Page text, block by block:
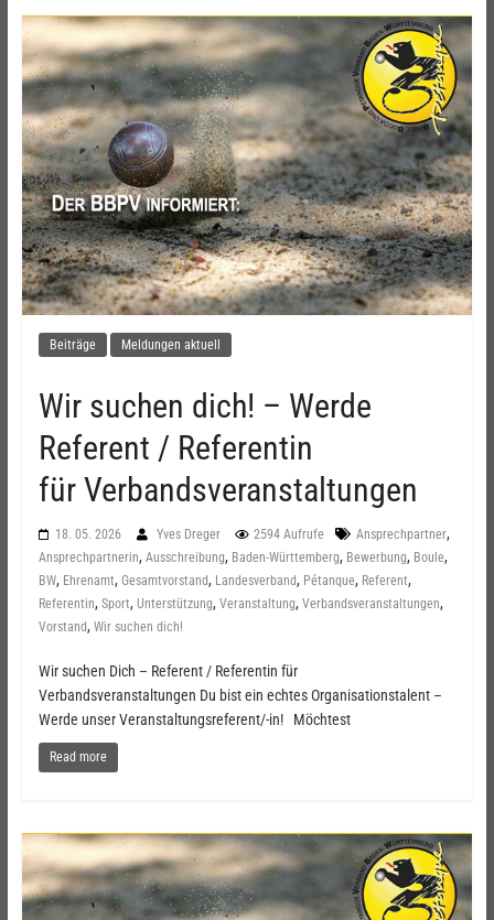
Beiträge Meldungen aktuell
Wir suchen dich! – Werde
Referent / Referentin
für Verbandsveranstaltungen
18. 05. 2026 Yves Dreger 2594 Aufrufe Ansprechpartner,
Ansprechpartnerin, Ausschreibung, Baden-Württemberg, Bewerbung, Boule,
BW, Ehrenamt, Gesamtvorstand, Landesverband, Pétanque, Referent,
Referentin, Sport, Unterstützung, Veranstaltung, Verbandsveranstaltungen,
Vorstand, Wir suchen dich!
Wir suchen Dich – Referent / Referentin für
Verbandsveranstaltungen Du bist ein echtes Organisationstalent –
Werde unser Veranstaltungsreferent/-in! Möchtest
Read more